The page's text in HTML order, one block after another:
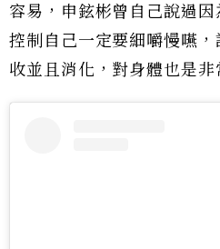
容易，申鉉彬曾自己說過
控制自己一定要細嚼慢嚥
收並且消化，對身體也是非